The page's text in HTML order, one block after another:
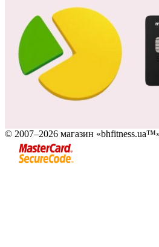
© 2007–2026 магазин